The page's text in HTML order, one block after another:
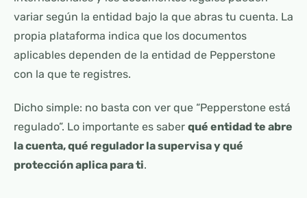
variar según la entidad bajo la que abras tu cuenta. La
propia plataforma indica que los documentos
aplicables dependen de la entidad de Pepperstone
con la que te registres.
Dicho simple: no basta con ver que “Pepperstone está
regulado”. Lo importante es saber qué entidad te abre
la cuenta, qué regulador la supervisa y qué
protección aplica para ti.